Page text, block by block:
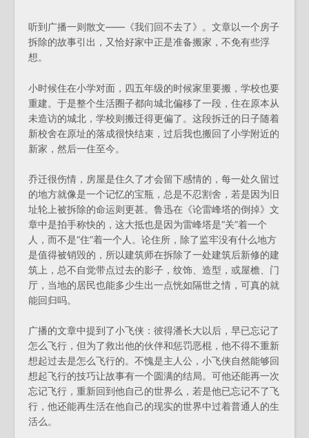
听到广播一则散文——《我们回不去了》。文章以一个房子
拆除的故事引出，又恰好家中正是准备搬家，不免有些浮
想。
小时候住在小学对面，四五年级的时候家里要搬，学校也要
重建。于是整个生活圈子都向城北偏移了一段，住在原本从
未造访的城北，学校则搬迁得更偏了。这段拆迁的日子随着
新校舍在原址的落成很快结束，过后我也搬回了小学附近的
新家，然后一住至今。
乔迁很伤情，房屋是住久了才会留下感情的，每一处久留过
的地方就像是一个记忆的宝瓶，总是不忍割舍，若是因为旧
址轮上被拆除的命运则更甚。鲁迅在《论雷峰塔的倒掉》文
章中是拍手称快的，这大抵也是因为雷峰塔是“关”着一个
人，而不是“住”着一个人。论住所，除了监牢没有什么地方
是值得被销毁的，所以建筑师在拆除了一处建筑后新修的建
筑上，总不自觉带点过去的影子，纹饰、造型，或屋檐、门
厅，当地的居民也能多少生出一点恍如隔世之情，可真的就
能回归吗。
广播的文章中提到了小飞侠：彼得潘长大以后，早已忘记了
怎么飞行，但为了救出他的伙伴和惩罚恶棍，他不得不重新
想起过去是怎么飞行的。不愧是主人公，小飞侠自然能够回
想起飞行的技巧让故事有一个圆满的结局。可他还能再一次
忘记飞行，重新回到他自己的世界么，若是他已忘记不了飞
行，他还能再生活在他自己的现实的世界中过着普通人的生
活么。